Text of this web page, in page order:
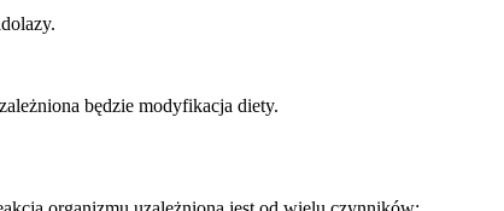
będzie modyfikacja diety.